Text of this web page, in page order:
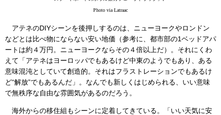
Photo via Latraac
アテネのDIYシーンを後押しするのは、ニューヨークやロンドン
などとは比べ物にならない安い地価（参考に、都市部の1ベッドアパ
ートは約４万円。ニューヨークならその４倍以上だ）。それにくわ
えて「アテネはヨーロッパでもあるけど中東のようでもあり、ある
意味混沌としていて創造的。それはフラストレーションでもあるけ
ど“解放”でもあるんだ」。なんでも新しくはじめられる、いい意味
で無秩序な自由な雰囲気があるのだろう。
海外からの移住組もシーンに定着してきている。「いい天気に安